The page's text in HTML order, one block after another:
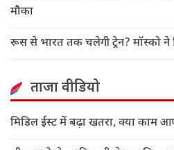
मौका
रूस से भारत तक चलेगी ट्रेन? मॉस्को
ताजा वीडियो
मिडिल ईस्ट में बढ़ा खतरा, क्या काम